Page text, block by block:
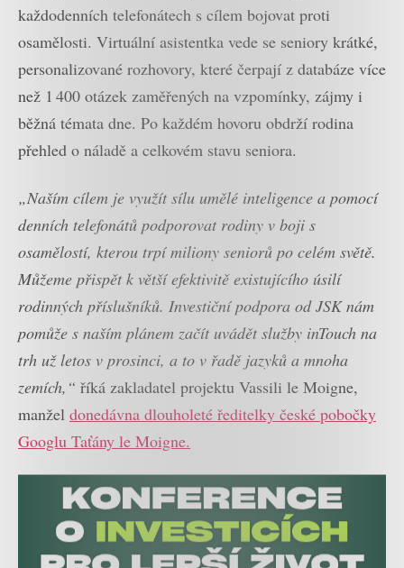
každodenních telefonátech s cílem bojovat proti
osamělosti. Virtuální asistentka vede se seniory krátké,
personalizované rozhovory, které čerpají z databáze více
než 1 400 otázek zaměřených na vzpomínky, zájmy i
běžná témata dne. Po každém hovoru obdrží rodina
přehled o náladě a celkovém stavu seniora.
„Naším cílem je využít sílu umělé inteligence a pomocí
denních telefonátů podporovat rodiny v boji s
osamělostí, kterou trpí miliony seniorů po celém světě.
Můžeme přispět k větší efektivitě existujícího úsilí
rodinných příslušníků. Investiční podpora od JSK nám
pomůže s naším plánem začít uvádět služby inTouch na
trh už letos v prosinci, a to v řadě jazyků a mnoha
zemích,“ říká zakladatel projektu Vassili le Moigne,
manžel donedávna dlouholeté ředitelky české pobočky
Googlu Taťány le Moigne.